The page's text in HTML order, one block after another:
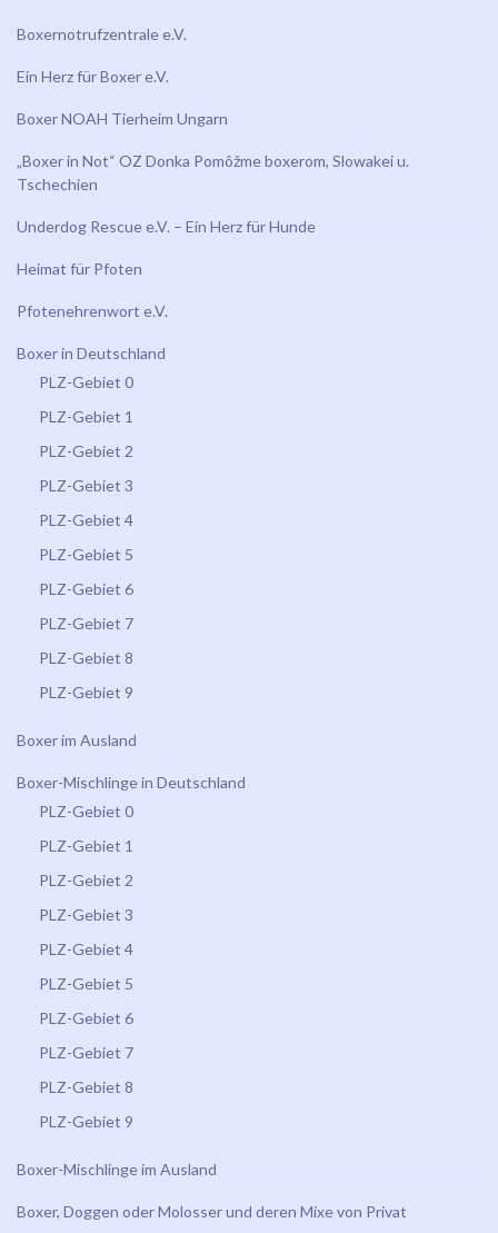
Boxernotrufzentrale e.V.
Ein Herz für Boxer e.V.
Boxer NOAH Tierheim Ungarn
„Boxer in Not“ OZ Donka Pomôžme boxerom, Slowakei u.
Tschechien
Underdog Rescue e.V. – Ein Herz für Hunde
Heimat für Pfoten
Pfotenehrenwort e.V.
Boxer in Deutschland
PLZ-Gebiet 0
PLZ-Gebiet 1
PLZ-Gebiet 2
PLZ-Gebiet 3
PLZ-Gebiet 4
PLZ-Gebiet 5
PLZ-Gebiet 6
PLZ-Gebiet 7
PLZ-Gebiet 8
PLZ-Gebiet 9
Boxer im Ausland
Boxer-Mischlinge in Deutschland
PLZ-Gebiet 0
PLZ-Gebiet 1
PLZ-Gebiet 2
PLZ-Gebiet 3
PLZ-Gebiet 4
PLZ-Gebiet 5
PLZ-Gebiet 6
PLZ-Gebiet 7
PLZ-Gebiet 8
PLZ-Gebiet 9
Boxer-Mischlinge im Ausland
Boxer, Doggen oder Molosser und deren Mixe von Privat